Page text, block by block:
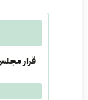
قرار مجلس